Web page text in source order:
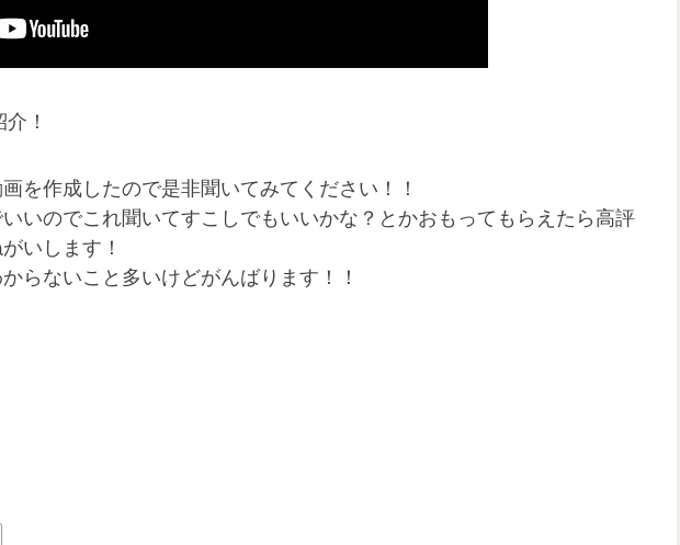
！
を作成したので是非聞いてみてください！！
いのでこれ聞いてすこしでもいいかな？とかおもってもらえたら高評
いします！
らないこと多いけどがんばります！！